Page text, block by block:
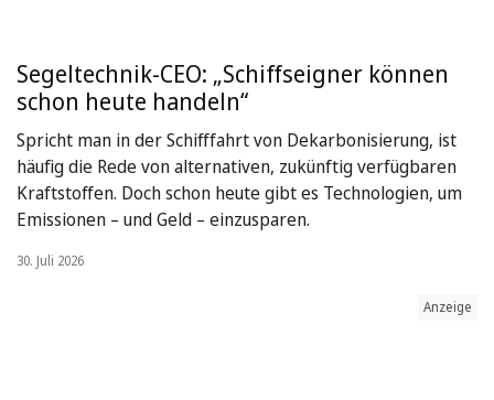
Segeltechnik-CEO: „Schiffseigner können
schon heute handeln“
Spricht man in der Schifffahrt von Dekarbonisierung, ist
häufig die Rede von alternativen, zukünftig verfügbaren
Kraftstoffen. Doch schon heute gibt es Technologien, um
Emissionen – und Geld – einzusparen.
30. Juli 2026
Anzeige